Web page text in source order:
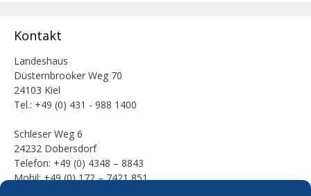
Kontakt
Landeshaus
Düsternbrooker Weg 70
24103 Kiel
Tel.: +49 (0) 431 - 988 1400
Schleser Weg 6
24232 Dobersdorf
Telefon: +49 (0) 4348 – 8843
Mobil: +49 (0) 172 – 7421 851